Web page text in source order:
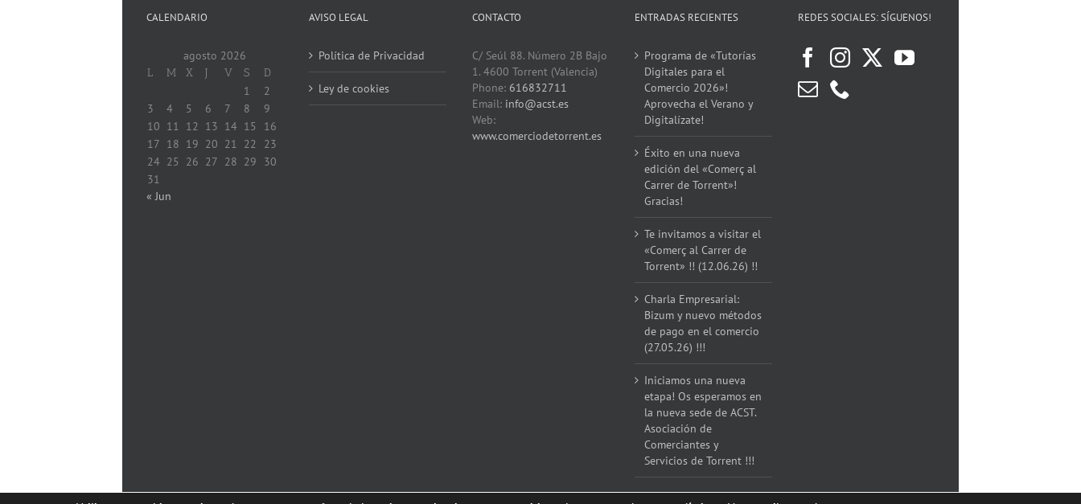
CALENDARIO
agosto 2026
L M X J V S D
1
2
3
4 5 6 7 8
9
10 11 12 13 14 15
16
17 18 19 20 21 22
23
24 25 26 27 28 29
30
31
« Jun
AVISO LEGAL
Política de Privacidad
Ley de cookies
CONTACTO
C/ Seúl 88. Número 2B Bajo
1. 4600 Torrent (Valencia)
Phone: 616832711
Email: info@acst.es
Web:
www.comerciodetorrent.es
ENTRADAS RECIENTES
Programa de «Tutorías
Digitales para el
Comercio 2026»!
Aprovecha el Verano y
Digitalízate!
Éxito en una nueva
edición del «Comerç al
Carrer de Torrent»!
Gracias!
Te invitamos a visitar el
«Comerç al Carrer de
Torrent» !! (12.06.26) !!
Charla Empresarial:
Bizum y nuevo métodos
de pago en el comercio
(27.05.26) !!!
Iniciamos una nueva
etapa! Os esperamos en
la nueva sede de ACST.
Asociación de
Comerciantes y
Servicios de Torrent !!!
REDES SOCIALES: SÍGUENOS!